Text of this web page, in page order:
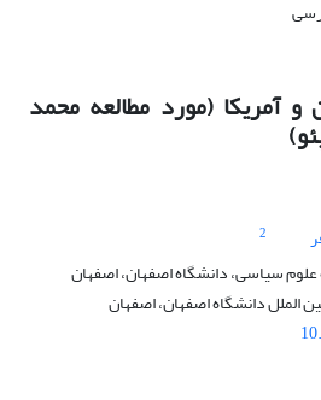
و آمریکا (مورد مطالعه محمد
2
علوم سیاسی، دانشگاه اصفهان، اصفهان
الملل دانشگاه اصفهان، اصفهان